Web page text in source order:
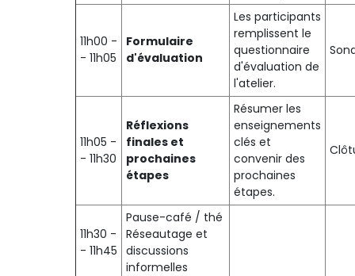
11h00 -
- 11h05
Formulaire
d'évaluation
Les participants
remplissent le
questionnaire
d'évaluation de
l'atelier.
11h05 -
- 11h30
Réflexions
finales et
prochaines
étapes
Résumer les
enseignements
clés et
convenir des
prochaines
étapes.
11h30 -
- 11h45
Pause-café / thé
Réseautage et
discussions
informelles